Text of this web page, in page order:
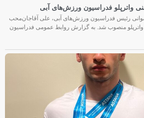
واترپلو فدراسیون ورزش‌های آبی
رئیس فدراسیون ورزش‌های آبی، علی آقاجان‌محب
منصوب شد. به گزارش روابط عمومی فدراسیون